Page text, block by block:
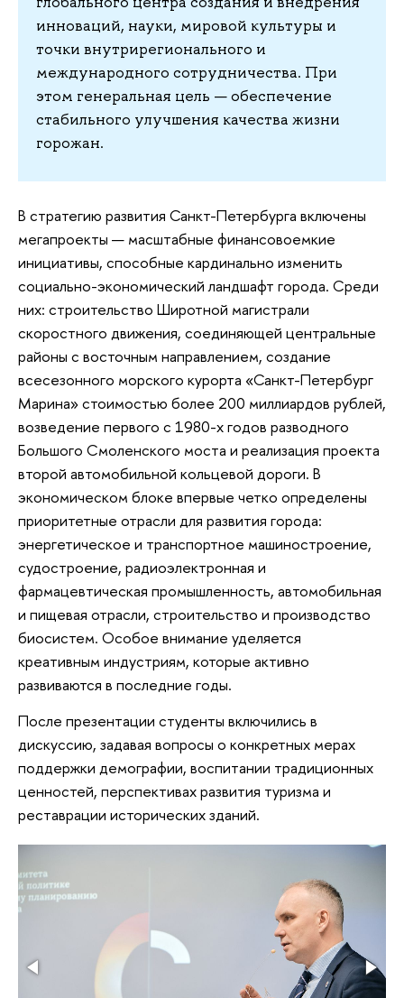
инноваций, науки, мировой культуры и
точки внутрирегионального и
международного сотрудничества. При
этом генеральная цель — обеспечение
стабильного улучшения качества жизни
горожан.
В стратегию развития Санкт-Петербурга включены
мегапроекты — масштабные финансовоемкие
инициативы, способные кардинально изменить
социально-экономический ландшафт города. Среди
них: строительство Широтной магистрали
скоростного движения, соединяющей центральные
районы с восточным направлением, создание
всесезонного морского курорта «Санкт-Петербург
Марина» стоимостью более 200 миллиардов рублей,
возведение первого с 1980-х годов разводного
Большого Смоленского моста и реализация проекта
второй автомобильной кольцевой дороги. В
экономическом блоке впервые четко определены
приоритетные отрасли для развития города:
энергетическое и транспортное машиностроение,
судостроение, радиоэлектронная и
фармацевтическая промышленность, автомобильная
и пищевая отрасли, строительство и производство
биосистем. Особое внимание уделяется
креативным индустриям, которые активно
развиваются в последние годы.
После презентации студенты включились в
дискуссию, задавая вопросы о конкретных мерах
поддержки демографии, воспитании традиционных
ценностей, перспективах развития туризма и
реставрации исторических зданий.